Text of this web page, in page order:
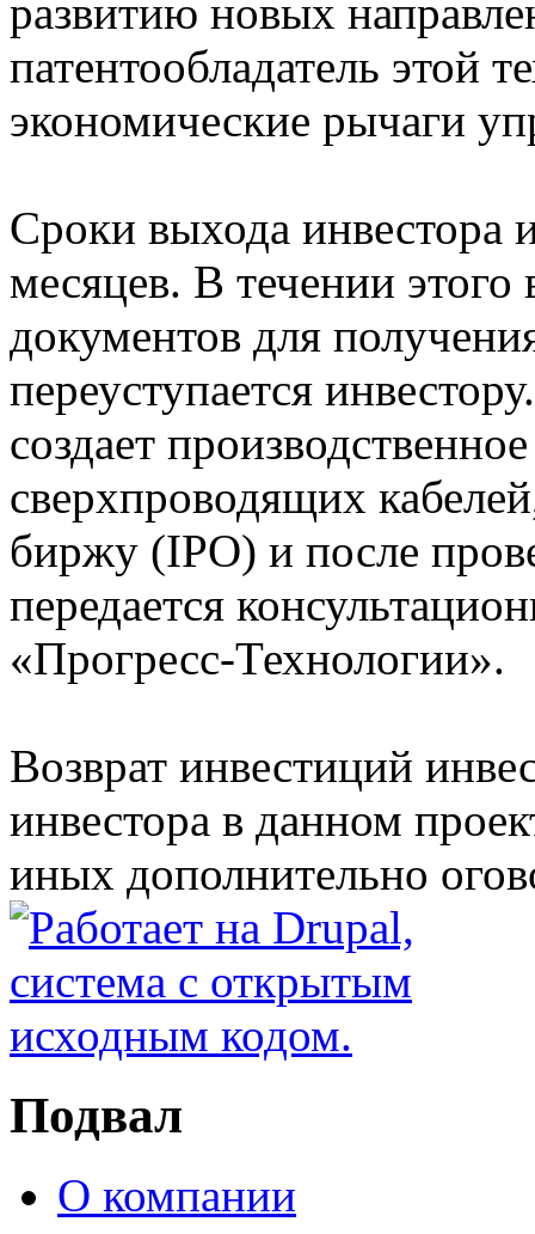
развитию новых
патентообладатель этой
экономические рычаги
Сроки выхода инвестора
месяцев. В течении этого
документов для
переуступается
создает
сверхпроводящих
биржу (IPO) и после
передается
«Прогресс-Технологии».
Возврат инвестиций
инвестора в данном
иных дополнительно
Подвал
О компании